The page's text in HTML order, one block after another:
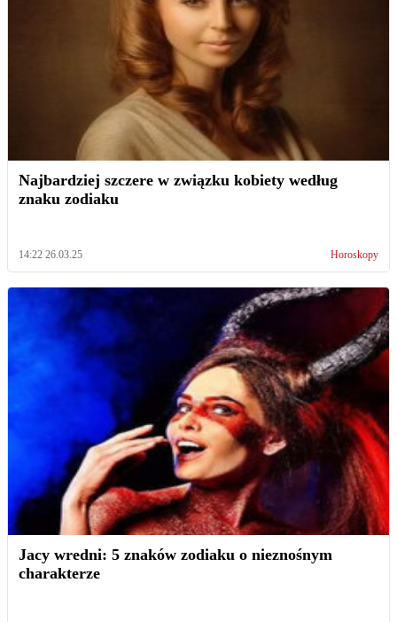
Najbardziej szczere w związku kobiety według
znaku zodiaku
14:22 26.03.25 Horoskopy
Jacy wredni: 5 znaków zodiaku o nieznośnym
charakterze